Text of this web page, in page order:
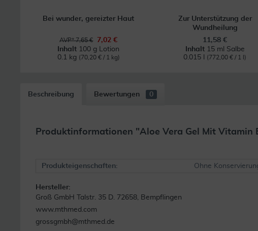
Bei wunder, gereizter Haut
AVP* 7,65 €
7,02 €
Inhalt 100 g Lotion
0.1 kg (70,20 € / 1 kg)
Zur Unterstützung der
Wundheilung
11,58 €
Inhalt 15 ml Salbe
0.015 l
(772,00 € / 1 l)
Beschreibung Bewertungen 0
Produktinformationen "Aloe Vera Gel Mit Vitamin
Produkteigenschaften: Ohne
Hersteller:
Groß GmbH Talstr. 35 D. 72658, Bempflingen
www.mthmed.com
grossgmbh@mthmed.de